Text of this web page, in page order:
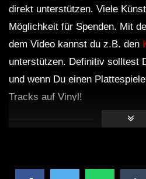
Long Playlist |
Relax
Stay | Chillstep
direkt unterstützen. Viele
Möglichkeit für Spenden. Mit
dem Video kannst du z.B. den
unterstützen. Definitiv solltest
und wenn Du einen
Tracks auf Vinyl!